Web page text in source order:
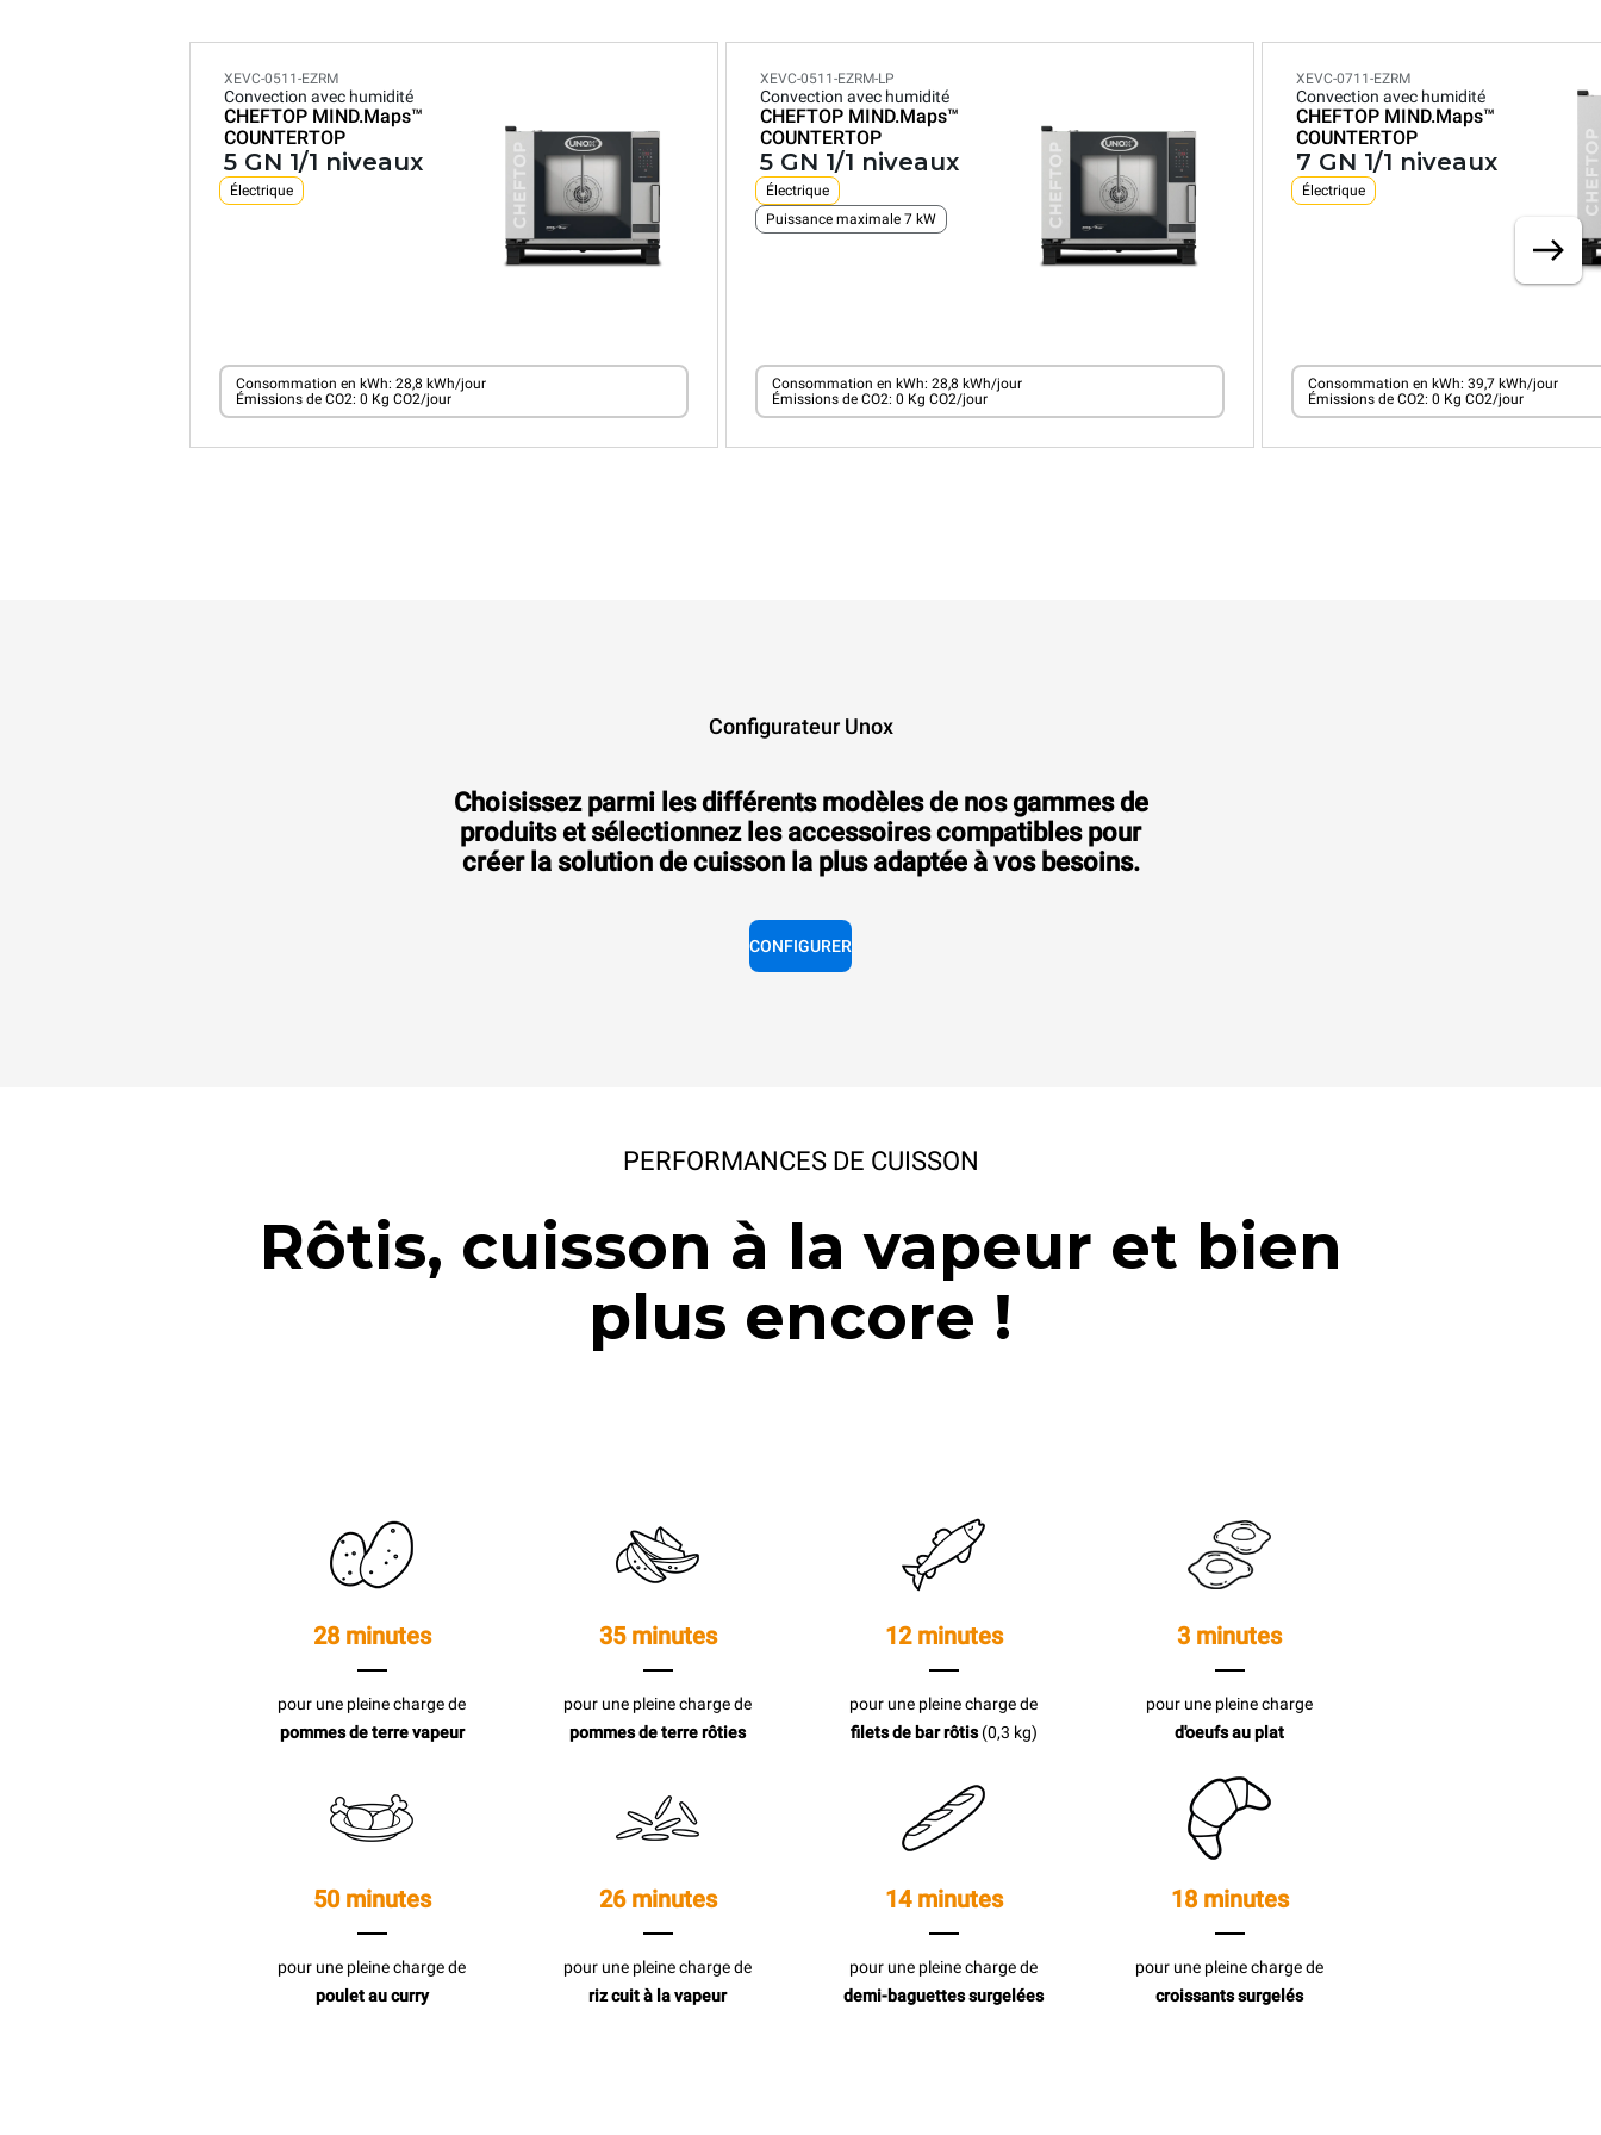
XEVC-0511-EZRM
Convection avec humidité
CHEFTOP MIND.Maps™
COUNTERTOP
5 GN 1/1 niveaux
Électrique
Consommation en kWh: 28,8 kWh/jour
Émissions de CO2: 0 Kg CO2/jour
XEVC-0511-EZRM-LP
Convection avec humidité
CHEFTOP MIND.Maps™
COUNTERTOP
5 GN 1/1 niveaux
Électrique
Puissance maximale 7 kW
Consommation en kWh: 28,8 kWh/jour
Émissions de CO2: 0 Kg CO2/jour
XEVC-0711-EZRM
Convection avec humidité
CHEFTOP MIND.Maps™
COUNTERTOP
7 GN 1/1 niveaux
Électrique
Consommation en kWh: 39,7 kWh/jour
Émissions de CO2: 0 Kg CO2/jour
Configurateur Unox
Choisissez parmi les différents modèles de nos gammes de
produits et sélectionnez les accessoires compatibles pour
créer la solution de cuisson la plus adaptée à vos besoins.
CONFIGURER
PERFORMANCES DE CUISSON
Rôtis, cuisson à la vapeur et bien
plus encore !
28 minutes
pour une pleine charge de
pommes de terre vapeur
35 minutes
pour une pleine charge de
pommes de terre rôties
12 minutes
pour une pleine charge de
filets de bar rôtis(0,3 kg)
3 minutes
pour une pleine charge
d'oeufs au plat
50 minutes
pour une pleine charge de
poulet au curry
26 minutes
pour une pleine charge de
riz cuit à la vapeur
14 minutes
pour une pleine charge de
demi-baguettes surgelées
18 minutes
pour une pleine charge de
croissants surgelés